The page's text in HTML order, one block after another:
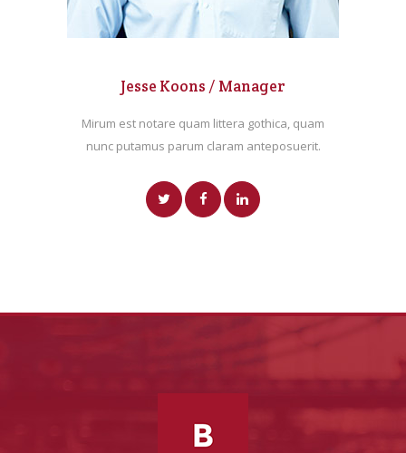
Jesse Koons / Manager
Mirum est notare quam littera gothica, quam
nunc putamus parum claram anteposuerit.